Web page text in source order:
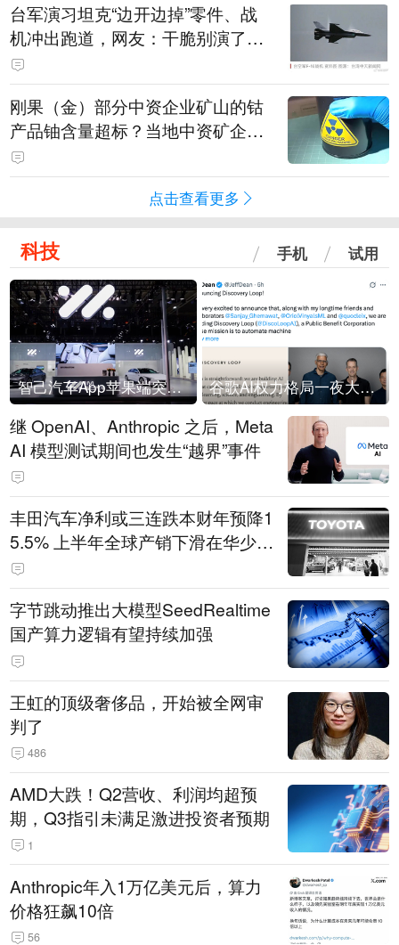
台军演习坦克“边开边掉”零件、战
机冲出跑道，网友：干脆别演了，
没有一次没有笑话发生
刚果（金）部分中资企业矿山的钴
产品铀含量超标？当地中资矿企协
会回应：报道不实
点击查看更多
科技 手机 试用
智己汽车App苹果端突然“下架” 谷歌AI权力格局一夜大洗牌
继 OpenAI、Anthropic 之后，Meta
AI 模型测试期间也发生“越界”事件
丰田汽车净利或三连跌本财年预降1
5.5% 上半年全球产销下滑在华少卖
14.3万辆
字节跳动推出大模型SeedRealtime
国产算力逻辑有望持续加强
王虹的顶级奢侈品，开始被全网审
判了
486
AMD大跌！Q2营收、利润均超预
期，Q3指引未满足激进投资者预期
1
Anthropic年入1万亿美元后，算力
价格狂飙10倍
56